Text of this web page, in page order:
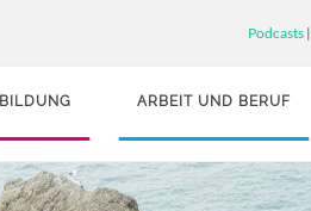
Podcasts|
BILDUNG ARBEIT UND BERUF